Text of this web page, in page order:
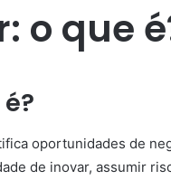
o que
oportunidades de
de inovar, assumir